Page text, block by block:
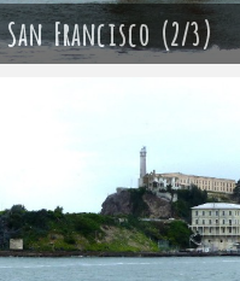
Francisco (2/3)